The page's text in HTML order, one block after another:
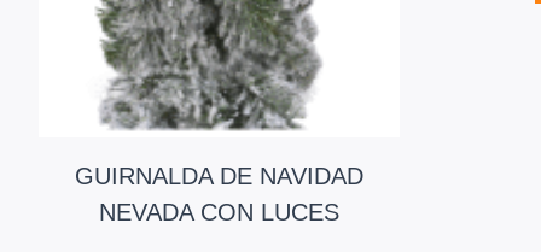
GUIRNALDA DE NAVIDAD
NEVADA CON LUCES